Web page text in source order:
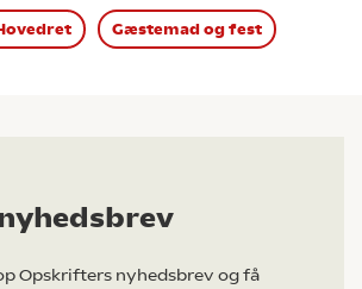
Gæstemad og fest
Opskrifters nyhedsbrev og få